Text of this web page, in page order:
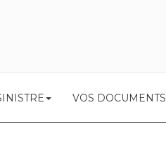
VOS DOCUMENTS